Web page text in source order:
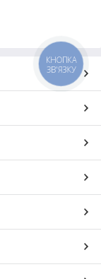
КНОПКА
ЗВ'ЯЗКУ